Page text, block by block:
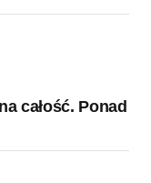
całość. Ponad